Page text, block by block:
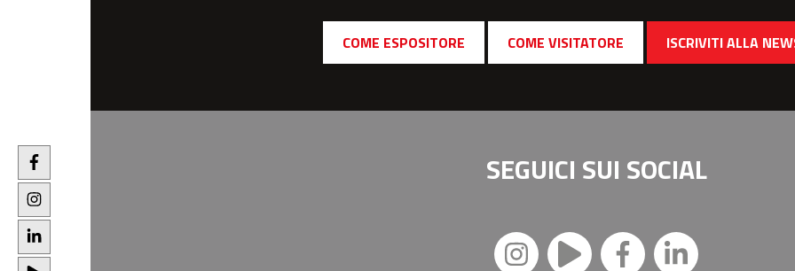
COME ESPOSITORE COME VISITATORE ISCRIVITI ALLA
SEGUICI SUI SOCIAL